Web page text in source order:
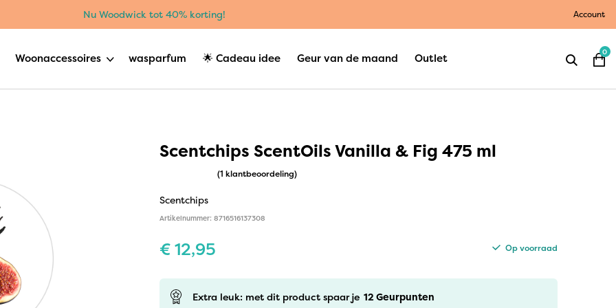
Nu Woodwick tot 40% korting! Account
Woonaccessoires wasparfum 🌟 Cadeau idee Geur van de maand Outlet 0
Scentchips ScentOils Vanilla & Fig 475 ml
(1 klantbeoordeling)
Scentchips
Artikelnummer: 8716516137308
€12,95 Op voorraad
Extra leuk: met dit product spaar je 12 Geurpunten